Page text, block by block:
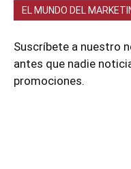
EL MUNDO DEL
Suscríbete a nuestro
antes que nadie
promociones.